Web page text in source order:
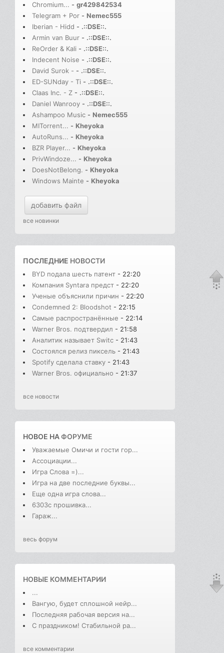
Chromium... - gr429842534
Telegram + Por - Nemec555
Iberian - Hidd - .::DSE::.
Armin van Buur - .::DSE::.
ReOrder & Kali - .::DSE::.
Indecent Noise - .::DSE::.
David Surok - - .::DSE::.
ED-SUNday - Ti - .::DSE::.
Claas Inc. - Z - .::DSE::.
Daniel Wanrooy - .::DSE::.
Ashampoo Music - Nemec555
MITorrent... - Kheyoka
AutoRuns... - Kheyoka
BZR Player... - Kheyoka
PrivWindoze... - Kheyoka
DoesNotBelong. - Kheyoka
Windows Mainte - Kheyoka
добавить файл
все новинки
ПОСЛЕДНИЕ НОВОСТИ
BYD подала шесть патент - 22:20
Компания Syntara предст - 22:20
Ученые объяснили причин - 22:20
Condemned 2: Bloodshot - 22:15
Самые распространённые - 22:14
Warner Bros. подтвердил - 21:58
Аналитик называет Switc - 21:43
Состоялся релиз пиксель - 21:43
Spotify сделала ставку - 21:43
Warner Bros. официально - 21:37
все новости
НОВОЕ НАФОРУМЕ
Уважаемые Омичи и гости гор...
Ассоциации...
Игра Слова =)...
Игра на две последние буквы...
Еще одна игра слова...
6303с прошивка...
Гараж...
весь форум
НОВЫЕ КОММЕНТАРИИ
...
Вангую, будет сплошной нейр...
Последняя рабочая версия на...
С праздником! Стабильной ра...
все комментарии